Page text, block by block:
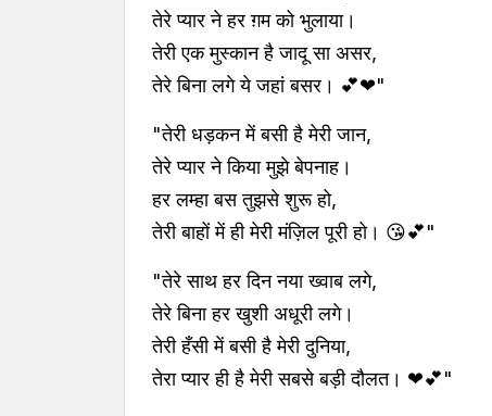
तेरे प्यार ने हर ग़म को भुलाया।
तेरी एक मुस्कान है जादू सा असर,
तेरे बिना लगे ये जहां बसर। 💕❤"
"तेरी धड़कन में बसी है मेरी जान,
तेरे प्यार ने किया मुझे बेपनाह।
हर लम्हा बस तुझसे शुरू हो,
तेरी बाहों में ही मेरी मंज़िल पूरी हो। 😘💕"
"तेरे साथ हर दिन नया ख्वाब लगे,
तेरे बिना हर खुशी अधूरी लगे।
तेरी हँसी में बसी है मेरी दुनिया,
तेरा प्यार ही है मेरी सबसे बड़ी दौलत। ❤💕"